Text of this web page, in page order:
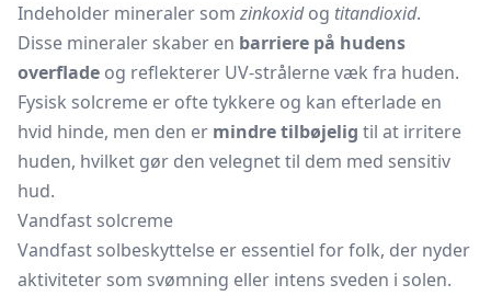
Indeholder mineraler som zinkoxidog titandioxid.
Disse mineraler skaber en barriere på hudens
overflade og reflekterer UV-strålerne væk fra huden.
Fysisk solcreme er ofte tykkere og kan efterlade en
hvid hinde, men den er mindre tilbøjelig til at irritere
huden, hvilket gør den velegnet til dem med sensitiv
hud.
Vandfast solcreme
Vandfast solbeskyttelse er essentiel for folk, der nyder
aktiviteter som svømning eller intens sveden i solen.